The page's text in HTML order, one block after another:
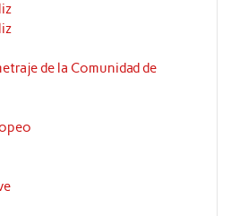
de la Comunidad de